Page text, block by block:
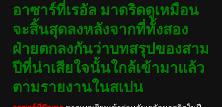
อาซาร์ที่เรอัล มาดริดดูเหมือน
จะสิ้นสุดลงหลังจากที่ทั้งสอง
ฝ่ายตกลงกันว่าบทสรุปของสาม
ปีที่น่าเสียใจนั้นใกล้เข้ามาแล้ว
ตามรายงานในสเปน